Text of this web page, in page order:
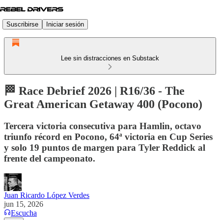
Suscribirse Iniciar sesión
Lee sin distracciones en Substack
🏁 Race Debrief 2026 | R16/36 - The
Great American Getaway 400 (Pocono)
Tercera victoria consecutiva para Hamlin, octavo
triunfo récord en Pocono, 64ª victoria en Cup Series
y solo 19 puntos de margen para Tyler Reddick al
frente del campeonato.
Juan Ricardo López Verdes
jun 15, 2026
Escucha